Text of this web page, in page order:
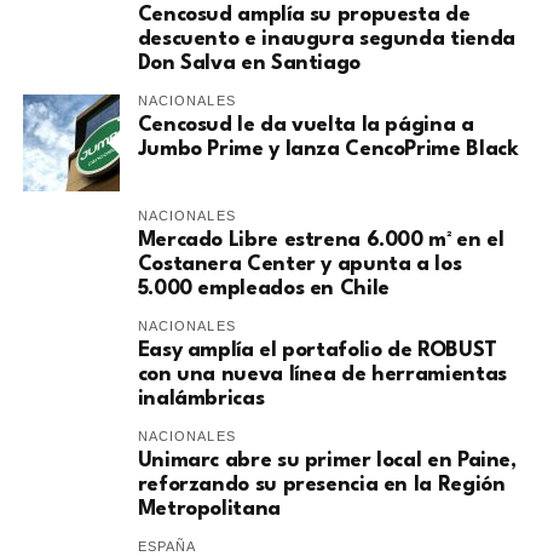
Cencosud amplía su propuesta de
descuento e inaugura segunda tienda
Don Salva en Santiago
NACIONALES
Cencosud le da vuelta la página a
Jumbo Prime y lanza CencoPrime Black
NACIONALES
Mercado Libre estrena 6.000 m² en el
Costanera Center y apunta a los
5.000 empleados en Chile
NACIONALES
Easy amplía el portafolio de ROBUST
con una nueva línea de herramientas
inalámbricas
NACIONALES
Unimarc abre su primer local en Paine,
reforzando su presencia en la Región
Metropolitana
ESPAÑA